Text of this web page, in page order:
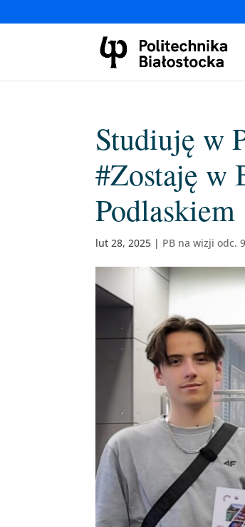
Studiuję w
#Zostaję w
Podlaskiem
lut 28, 2025 | PB na wizji odc. 9